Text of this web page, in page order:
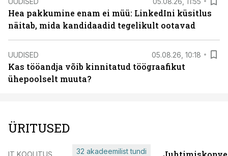
Hea pakkumine enam ei müü: LinkedIni küsitlus
näitab, mida kandidaadid tegelikult ootavad
UUDISED 05.08.26, 10:18
Kas tööandja võib kinnitatud töögraafikut
ühepoolselt muuta?
ÜRITUSED
IT KOOLITUS 32 akadeemilist tundi